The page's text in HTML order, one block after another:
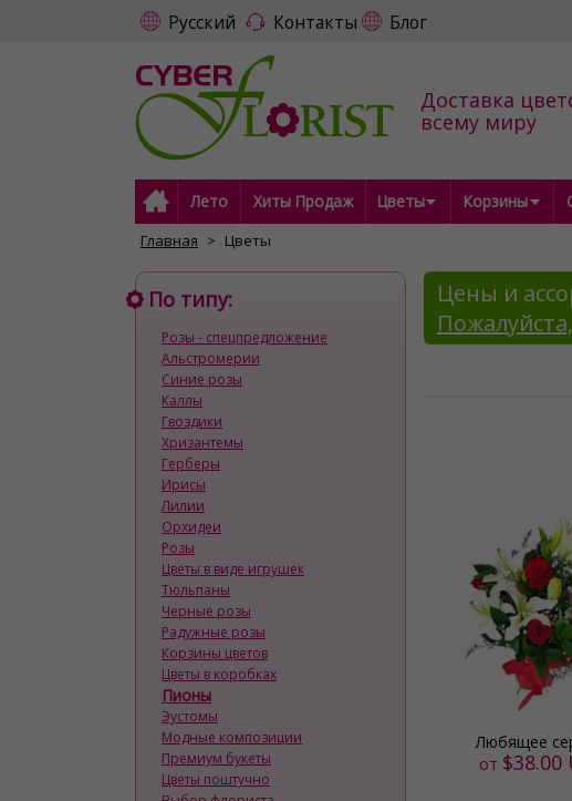
Русский Контакты Блог
Доставка
всему миру
Лето Хиты Продаж Цветы Корзины
Главная Цветы
По типу:
Розы - спецпредложение
Альстромерии
Синие розы
Каллы
Гвоздики
Хризантемы
Герберы
Ирисы
Лилии
Орхидеи
Розы
Цветы в виде игрушек
Тюльпаны
Черные розы
Радужные розы
Корзины цветов
Цветы в коробках
Пионы
Эустомы
Модные композиции
Премиум букеты
Цветы поштучно
Цены и
Любящее
от $38.00